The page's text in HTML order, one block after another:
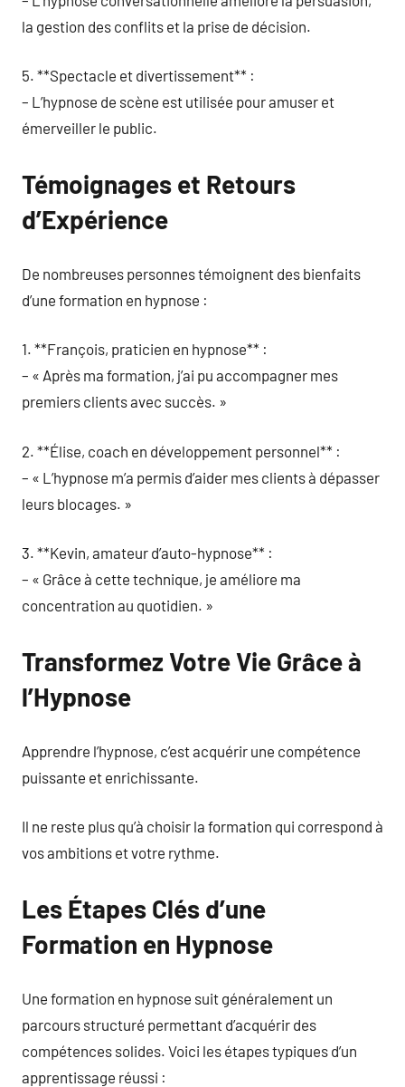
la gestion des conflits et la prise de décision.
5. **Spectacle et divertissement** :
– L’hypnose de scène est utilisée pour amuser et
émerveiller le public.
Témoignages et Retours
d’Expérience
De nombreuses personnes témoignent des bienfaits
d’une formation en hypnose :
1. **François, praticien en hypnose** :
– « Après ma formation, j’ai pu accompagner mes
premiers clients avec succès. »
2. **Élise, coach en développement personnel** :
– « L’hypnose m’a permis d’aider mes clients à dépasser
leurs blocages. »
3. **Kevin, amateur d’auto-hypnose** :
– « Grâce à cette technique, je améliore ma
concentration au quotidien. »
Transformez Votre Vie Grâce à
l’Hypnose
Apprendre l’hypnose, c’est acquérir une compétence
puissante et enrichissante.
Il ne reste plus qu’à choisir la formation qui correspond à
vos ambitions et votre rythme.
Les Étapes Clés d’une
Formation en Hypnose
Une formation en hypnose suit généralement un
parcours structuré permettant d’acquérir des
compétences solides. Voici les étapes typiques d’un
apprentissage réussi :